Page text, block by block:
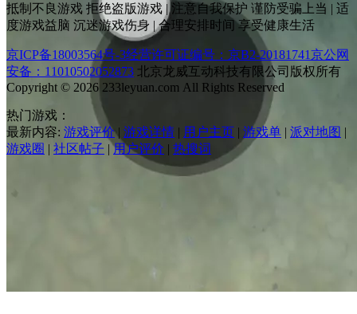
抵制不良游戏 拒绝盗版游戏 | 注意自我保护 谨防受骗上当 | 适
度游戏益脑 沉迷游戏伤身 | 合理安排时间 享受健康生活
京ICP备18003564号-3经营许可证编号：京B2-20181741京公网
安备：11010502052873 北京龙威互动科技有限公司版权所有
Copyright © 2026 233leyuan.com All Rights Reserved
热门游戏：
最新内容: 游戏评价| 游戏详情 | 用户主页 | 游戏单 | 派对地图 |
游戏圈 | 社区帖子 |用户评价 | 热搜词